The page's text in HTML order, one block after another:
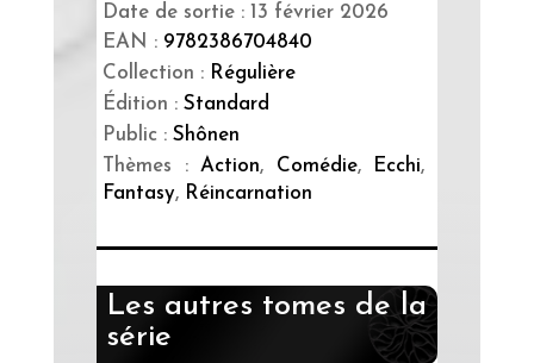
Date de sortie : 13 février 2026
EAN : 9782386704840
Collection : Régulière
Édition :Standard
Public :Shônen
Thèmes :Action, Comédie, Ecchi,
Fantasy, Réincarnation
Les autres tomes de la
série